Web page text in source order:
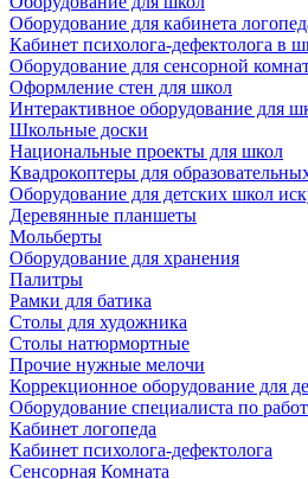
Оборудование для кабинета
Кабинет психолога-дефектолога в
Оборудование для сенсорной
Оформление стен для школ
Интерактивное оборудование для
Школьные доски
Национальные проекты для школ
Квадрокоптеры для
Оборудование для детских школ
Деревянные планшеты
Мольберты
Оборудование для хранения
Палитры
Рамки для батика
Столы для художника
Столы натюрмортные
Прочие нужные мелочи
Коррекционное оборудование для
Оборудование специалиста по
Кабинет логопеда
Кабинет психолога-дефектолога
Сенсорная Комната